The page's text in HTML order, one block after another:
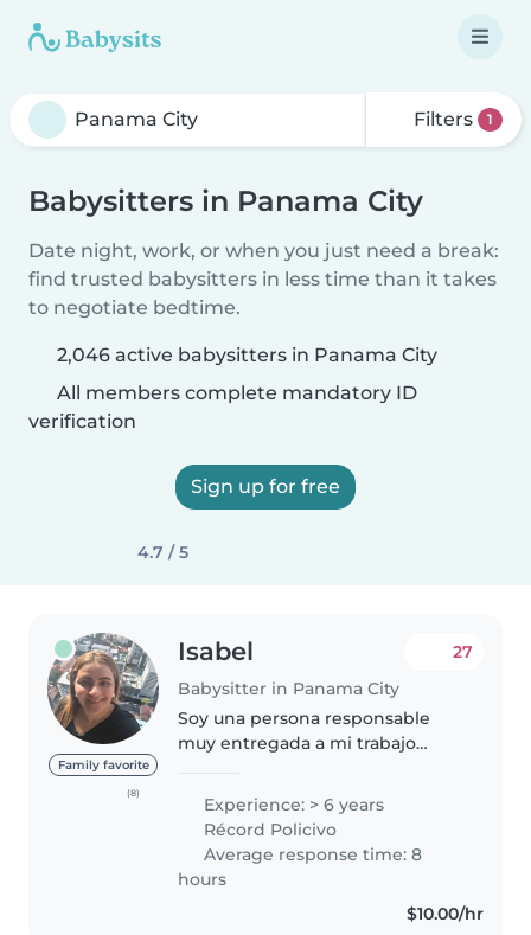
Filters 1
Babysitters in Panama City
Date night, work, or when you just need a break:
find trusted babysitters in less time than it takes
to negotiate bedtime.
2,046 active babysitters in Panama City
All members complete mandatory ID
verification
Sign up for free
4.7 / 5
Family favorite
(8)
Isabel
Babysitter in Panama City
27
Soy una persona responsable
muy entregada a mi trabajo
mucha seriedad tengo
experiencia de niños hasta los 12
años y personas adultas mayor y
con excelentes..
Experience: > 6 years
Récord Policivo
Average response time: 8
hours
$10.00/hr